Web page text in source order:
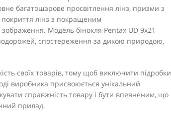
багатошарове просвітлення лінз, призми з
покриття лінз з покращеним
Модель бінокля Pentax UD 9x21
спостереження за дикою природою,
своїх товарів, тому щоб виключити підробки
виробника присвоюється унікальний
справжність товару і бути впевненим, що
прилад.